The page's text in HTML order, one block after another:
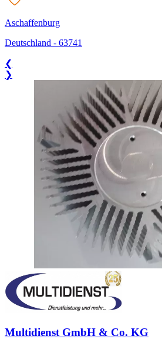
Aschaffenburg
Deutschland - 63741
❮
❯
Multidienst GmbH & Co. KG